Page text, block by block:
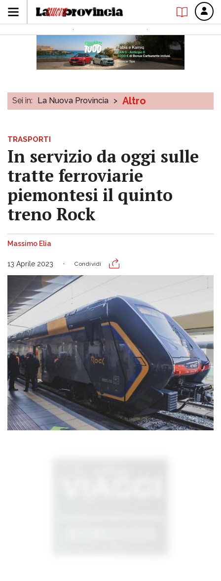
Sei in: La Nuova Provincia > Altro
TRASPORTI
In servizio da oggi sulle
tratte ferroviarie
piemontesi il quinto
treno Rock
Massimo Elia
13 Aprile 2023 Condividi